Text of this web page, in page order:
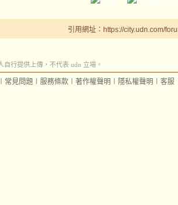
引用網址：https://city.udn.com/
自行提供上傳，不代表 udn 立場。
常見問題 服務條款 著作權聲明 隱私權聲明 客服